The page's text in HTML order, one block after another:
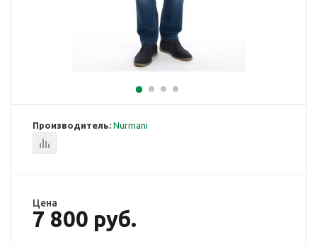
Производитель: Nurmani
Цена
7 800 руб.